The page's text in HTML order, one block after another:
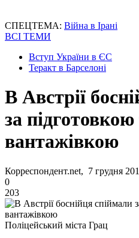
СПЕЦТЕМА: Війна в Ірані
ВСІ ТЕМИ
Вступ України в ЄС
Теракт в Барселоні
В Австрії
за
вантажівкою
Корреспондент.net, 7 грудня
0
203
Поліцейський міста Грац